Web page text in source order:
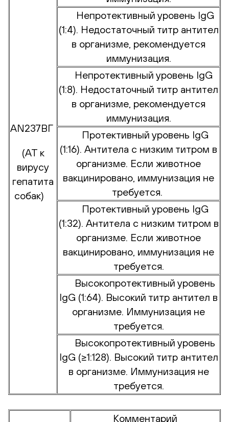
AN237ВГ
(АТ к
вирусу
гепатита
собак)
Непротективный уровень IgG
(1:4). Недостаточный титр антител
в организме, рекомендуется
иммунизация.
Непротективный уровень IgG
(1:8). Недостаточный титр антител
в организме, рекомендуется
иммунизация.
Протективный уровень IgG
(1:16). Антитела с низким титром в
организме. Если животное
вакцинировано, иммунизация не
требуется.
Протективный уровень IgG
(1:32). Антитела с низким титром в
организме. Если животное
вакцинировано, иммунизация не
требуется.
Высокопротективный уровень
IgG (1:64). Высокий титр антител в
организме. Иммунизация не
требуется.
Высокопротективный уровень
IgG (≥1:128). Высокий титр антител
в организме. Иммунизация не
требуется.
Комментарий